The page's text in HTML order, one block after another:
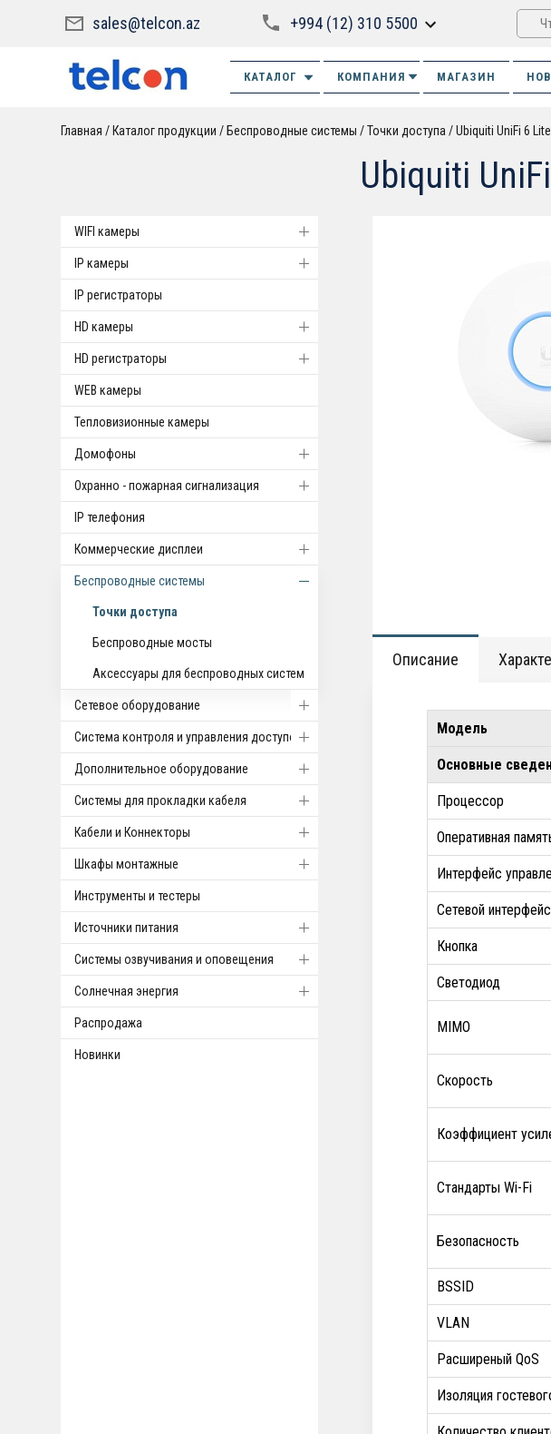
sales@telcon.az +994 (12) 310 5500
КАТАЛОГ КОМПАНИЯ МАГАЗИН
Главная Каталог продукции Беспроводные системы Точки доступа Ubiquiti UniFi 6
Ubiquiti
WIFI камеры
IP камеры
IP регистраторы
HD камеры
HD регистраторы
WEB камеры
Тепловизионные камеры
Домофоны
Охранно - пожарная сигнализация
IP телефония
Коммерческие дисплеи
Беспроводные системы
Точки доступа
Беспроводные мосты
Аксессуары для беспроводных систем
Cетевое оборудование
Система контроля и управления доступом
Дополнительное оборудование
Системы для прокладки кабеля
Кабели и Коннекторы
Шкафы монтажные
Инструменты и тестеры
Источники питания
Системы озвучивания и оповещения
Солнечная энергия
Распродажа
Новинки
Описание
Модель
Основные
Процессор
Оперативная
Интерфейс
Сетевой интерфейс
Кнопка
Светодиод
MIMO
Скорость
Коэффициент
Стандарты Wi-Fi
Безопасность
BSSID
VLAN
Расширеный QoS
Изоляция